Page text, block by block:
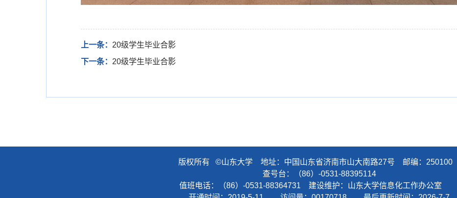
上一条： 20级学生毕业合影
下一条： 20级学生毕业合影
版权所有 ©山东大学 地址：中国山东省济南市山大南路27号 邮编：250100
查号台：（86）-0531-88395114
值班电话：（86）-0531-88364731 建设维护：山东大学信息化工作办公室